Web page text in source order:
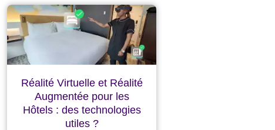
Réalité Virtuelle et Réalité
Augmentée pour les
Hôtels : des technologies
utiles ?